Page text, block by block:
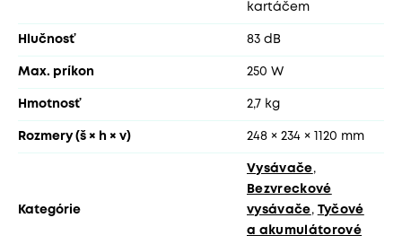
kartáčem
Hlučnosť 83 dB
Max. príkon 250 W
Hmotnosť 2,7 kg
Rozmery (š × h × v) 248 × 234 × 1120 mm
Kategórie
Vysávače,
Bezvreckové
vysávače, Tyčové
a akumulátorové